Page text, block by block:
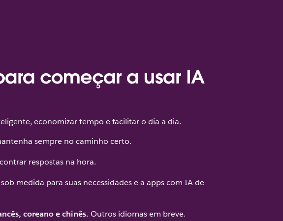
começar a usar IA
economizar tempo e facilitar o dia a dia.
sempre no caminho certo.
respostas na hora.
medida para suas necessidades e a apps com IA de
coreano e chinês. Outros idiomas em breve.